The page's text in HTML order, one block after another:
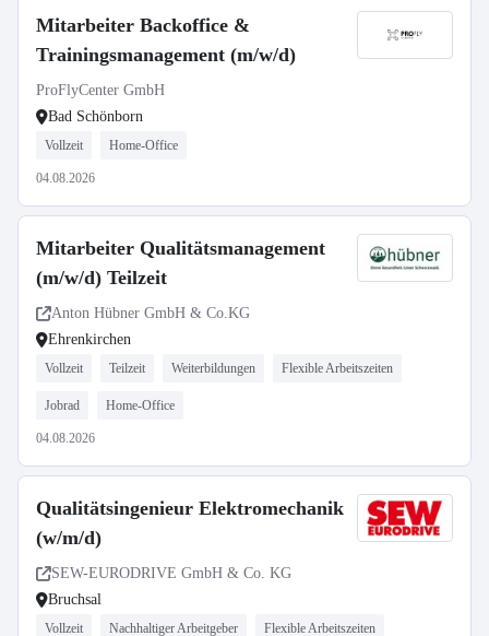
Mitarbeiter Backoffice &
Trainingsmanagement (m/w/d)
ProFlyCenter GmbH
Bad Schönborn
Vollzeit Home-Office
04.08.2026
Mitarbeiter Qualitätsmanagement
(m/w/d) Teilzeit
Anton Hübner GmbH & Co.KG
Ehrenkirchen
Vollzeit Teilzeit Weiterbildungen Flexible Arbeitszeiten
Jobrad Home-Office
04.08.2026
Qualitätsingenieur Elektromechanik
(w/m/d)
SEW-EURODRIVE GmbH & Co. KG
Bruchsal
Vollzeit Nachhaltiger Arbeitgeber Flexible Arbeitszeiten